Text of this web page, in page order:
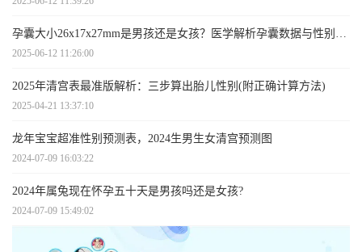
孕囊大小26x17x27mm是男孩还是女孩？医学解析孕囊数据与性别关系
2025-06-12 11:26:00
2025年清宫表最准版解析：三步算出胎儿性别(附正确计算方法)
2025-04-21 13:37:10
龙年宝宝超准性别预测表，2024生男生女清宫预测图
2024-07-09 16:03:22
2024年属兔现在怀孕五十天是男孩吗还是女孩?
2024-07-09 15:49:02